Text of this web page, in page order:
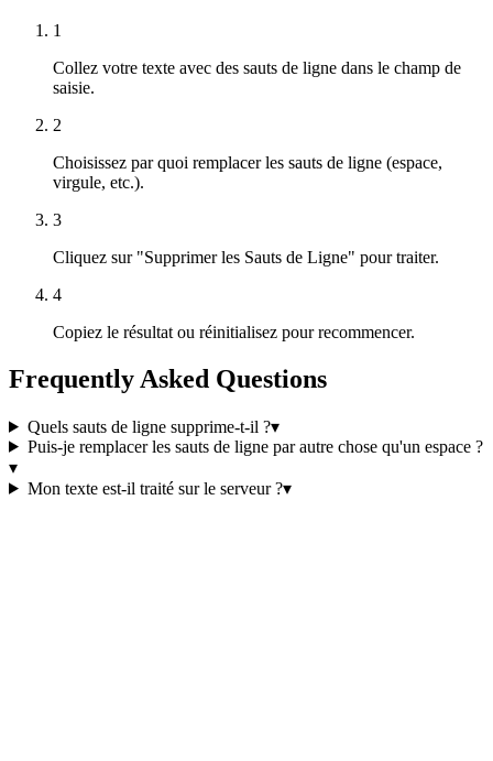
1
Collez votre texte avec des sauts de ligne dans le champ de
saisie.
2
Choisissez par quoi remplacer les sauts de ligne (espace,
virgule, etc.).
3
Cliquez sur "Supprimer les Sauts de Ligne" pour traiter.
4
Copiez le résultat ou réinitialisez pour recommencer.
Frequently Asked Questions
Quels sauts de ligne supprime-t-il ?▾
Puis-je remplacer les sauts de ligne par autre chose qu'un espace ?
▾
Mon texte est-il traité sur le serveur ?▾